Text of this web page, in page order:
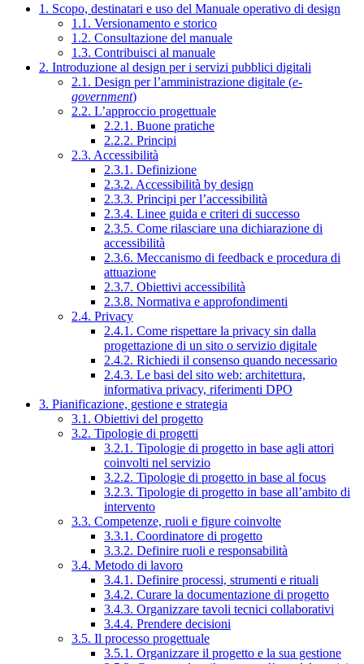
1. Scopo, destinatari e uso del Manuale operativo di design
1.1. Versionamento e storico
1.2. Consultazione del manuale
1.3. Contribuisci al manuale
2. Introduzione al design per i servizi pubblici digitali
2.1. Design per l’amministrazione digitale (e-
government)
2.2. L’approccio progettuale
2.2.1. Buone pratiche
2.2.2. Principi
2.3. Accessibilità
2.3.1. Definizione
2.3.2. Accessibilità by design
2.3.3. Principi per l’accessibilità
2.3.4. Linee guida e criteri di successo
2.3.5. Come rilasciare una dichiarazione di
accessibilità
2.3.6. Meccanismo di feedback e procedura di
attuazione
2.3.7. Obiettivi accessibilità
2.3.8. Normativa e approfondimenti
2.4. Privacy
2.4.1. Come rispettare la privacy sin dalla
progettazione di un sito o servizio digitale
2.4.2. Richiedi il consenso quando necessario
2.4.3. Le basi del sito web: architettura,
informativa privacy, riferimenti DPO
3. Pianificazione, gestione e strategia
3.1. Obiettivi del progetto
3.2. Tipologie di progetti
3.2.1. Tipologie di progetto in base agli attori
coinvolti nel servizio
3.2.2. Tipologie di progetto in base al focus
3.2.3. Tipologie di progetto in base all’ambito di
intervento
3.3. Competenze, ruoli e figure coinvolte
3.3.1. Coordinatore di progetto
3.3.2. Definire ruoli e responsabilità
3.4. Metodo di lavoro
3.4.1. Definire processi, strumenti e rituali
3.4.2. Curare la documentazione di progetto
3.4.3. Organizzare tavoli tecnici collaborativi
3.4.4. Prendere decisioni
3.5. Il processo progettuale
3.5.1. Organizzare il progetto e la sua gestione